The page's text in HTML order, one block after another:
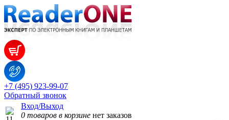
+7 (495) 923-99-07
Обратный звонок
Вход/Выход
0 товаров в корзине нет заказов